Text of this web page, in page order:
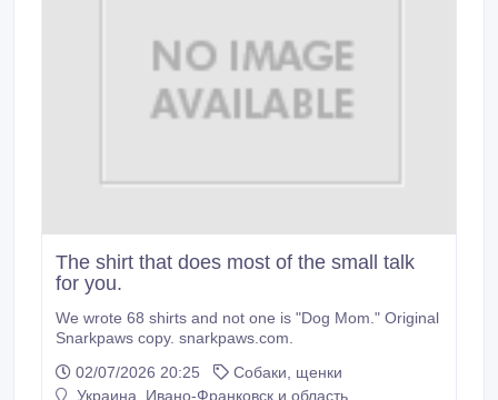
The shirt that does most of the small talk
for you.
We wrote 68 shirts and not one is "Dog Mom." Original
Snarkpaws copy. snarkpaws.com.
02/07/2026 20:25
Собаки, щенки
Украина, Ивано-Франковск и область